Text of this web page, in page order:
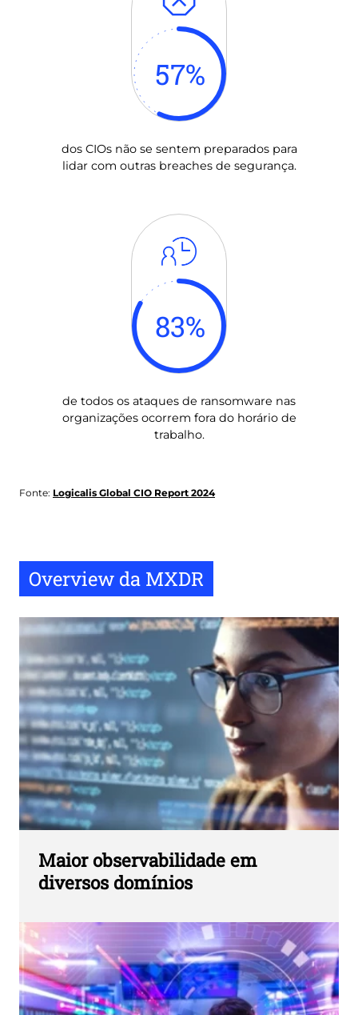
57%
dos CIOs não se sentem preparados para
lidar com outras breaches de segurança.
83%
de todos os ataques de ransomware nas
organizações ocorrem fora do horário de
trabalho.
Fonte: Logicalis Global CIO Report 2024
Overview da MXDR
Maior observabilidade em
diversos domínios